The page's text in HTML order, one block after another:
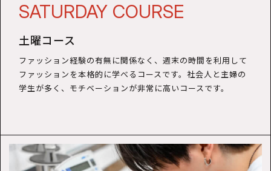
SATURDAY COURSE
土曜コース
ファッション経験の有無に関係なく、週末の時間を利用して
ファッションを本格的に学べるコースです。社会人と主婦の
学生が多く、モチベーションが非常に高いコースです。